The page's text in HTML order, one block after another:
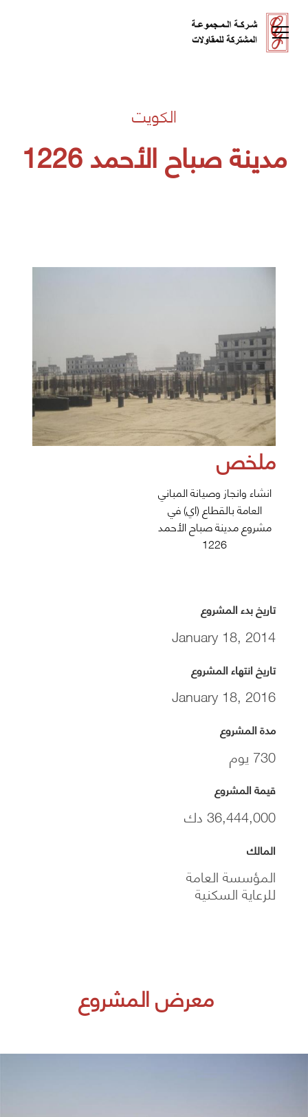
الكويت
مدينة صباح الأحمد 1226
ملخص
انشاء وانجاز وصيانة المباني
العامة بالقطاع (اي) في
مشروع مدينة صباح الأحمد
1226
تاريخ بدء المشروع
January 18, 2014
تاريخ انتهاء المشروع
January 18, 2016
مدة المشروع
730 يوم
قيمة المشروع
36,444,000 دك
المالك
المؤسسة العامة
للرعاية السكنية
معرض المشروع